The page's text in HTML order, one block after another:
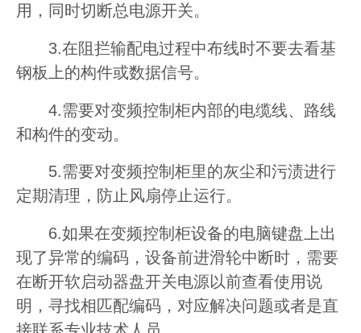
用，同时切断总电源开关。
3.在阻拦输配电过程中布线时不要去看基
钢板上的构件或数据信号。
4.需要对变频控制柜内部的电缆线、路线
和构件的变动。
5.需要对变频控制柜里的灰尘和污渍进行
定期清理，防止风扇停止运行。
6.如果在变频控制柜设备的电脑键盘上出
现了异常的编码，设备前进滑轮中断时，需要
在断开软启动器盘开关电源以前查看使用说
明，寻找相匹配编码，对应解决问题或者是直